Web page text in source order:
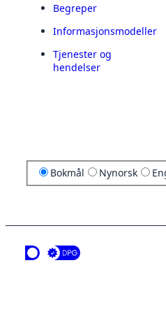
Begreper
Informasjonsmodeller
Tjenester og
hendelser
Bokmål Nynorsk